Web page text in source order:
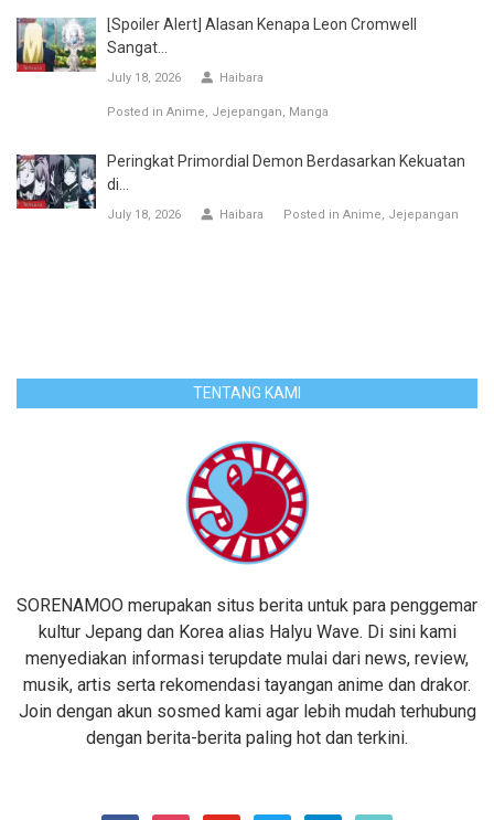
[Spoiler Alert] Alasan Kenapa Leon Cromwell
Sangat...
July 18, 2026 Haibara
Posted in Anime Jejepangan Manga
Peringkat Primordial Demon Berdasarkan Kekuatan
di...
July 18, 2026 Haibara Posted in Anime Jejepangan
TENTANG KAMI
SORENAMOO merupakan situs berita untuk para penggemar
kultur Jepang dan Korea alias Halyu Wave. Di sini kami
menyediakan informasi terupdate mulai dari news, review,
musik, artis serta rekomendasi tayangan anime dan drakor.
Join dengan akun sosmed kami agar lebih mudah terhubung
dengan berita-berita paling hot dan terkini.